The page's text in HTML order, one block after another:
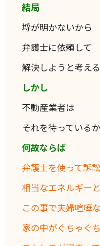
結局
埒が明かないから
弁護士に依頼して
解決しようと考える
しかし
不動産業者は
それを待っている
何故ならば
弁護士を使って訴
相当なエネルギー
この事で夫婦喧嘩
家の中がぐちゃぐ